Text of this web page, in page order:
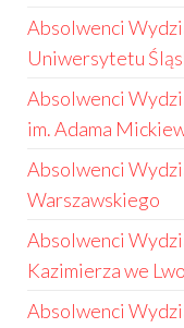
Absolwenci
Uniwersytetu
Absolwenci
im. Adama
Absolwenci
Warszawskiego
Absolwenci
Kazimierza we
Absolwenci